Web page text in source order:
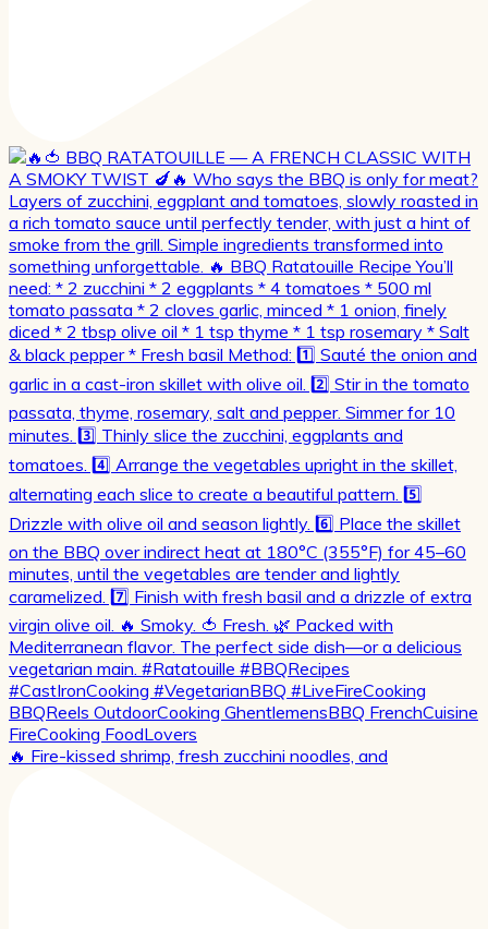
🔥 Fire-kissed shrimp, fresh zucchini noodles, and